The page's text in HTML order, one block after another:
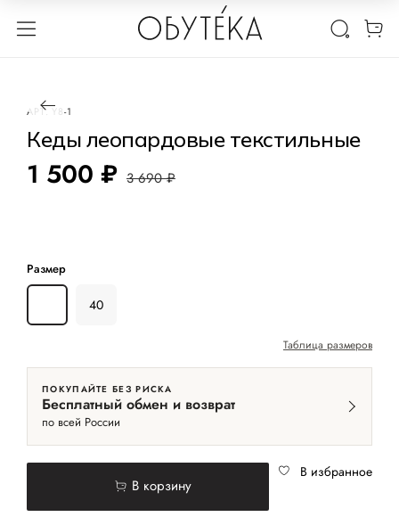
1 / 2
АРТ. Y8-1
Кеды леопардовые текстильные
1 500 ₽ 3 690 ₽
Размер
40
Таблица размеров
ПОКУПАЙТЕ БЕЗ РИСКА
Бесплатный обмен и возврат
по всей России
В корзину
В избранное